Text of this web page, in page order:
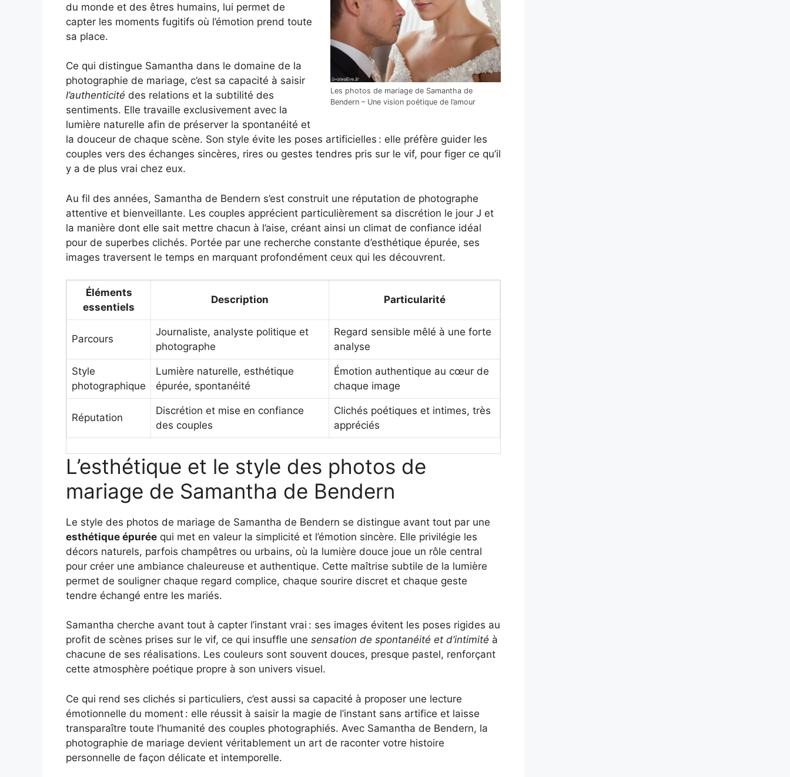
Les photos de mariage de Samantha de
Bendern – Une vision poétique de l’amour
du monde et des êtres humains, lui permet de
capter les moments fugitifs où l’émotion prend toute
sa place.
Ce qui distingue Samantha dans le domaine de la
photographie de mariage, c’est sa capacité à saisir
l’authenticité des relations et la subtilité des
sentiments. Elle travaille exclusivement avec la
lumière naturelle afin de préserver la spontanéité et
la douceur de chaque scène. Son style évite les poses artificielles : elle préfère guider les
couples vers des échanges sincères, rires ou gestes tendres pris sur le vif, pour figer ce qu’il
y a de plus vrai chez eux.
Au fil des années, Samantha de Bendern s’est construit une réputation de photographe
attentive et bienveillante. Les couples apprécient particulièrement sa discrétion le jour J et
la manière dont elle sait mettre chacun à l’aise, créant ainsi un climat de confiance idéal
pour de superbes clichés. Portée par une recherche constante d’esthétique épurée, ses
images traversent le temps en marquant profondément ceux qui les découvrent.
Éléments
essentiels
Description Particularité
Parcours
Journaliste, analyste politique et
photographe
Regard sensible mêlé à une forte
analyse
Style
photographique
Lumière naturelle, esthétique
épurée, spontanéité
Émotion authentique au cœur de
chaque image
Réputation
Discrétion et mise en confiance
des couples
Clichés poétiques et intimes, très
appréciés
L’esthétique et le style des photos de
mariage de Samantha de Bendern
Le style des photos de mariage de Samantha de Bendern se distingue avant tout par une
esthétique épurée qui met en valeur la simplicité et l’émotion sincère. Elle privilégie les
décors naturels, parfois champêtres ou urbains, où la lumière douce joue un rôle central
pour créer une ambiance chaleureuse et authentique. Cette maîtrise subtile de la lumière
permet de souligner chaque regard complice, chaque sourire discret et chaque geste
tendre échangé entre les mariés.
Samantha cherche avant tout à capter l’instant vrai : ses images évitent les poses rigides au
profit de scènes prises sur le vif, ce qui insuffle une sensation de spontanéité et d’intimité à
chacune de ses réalisations. Les couleurs sont souvent douces, presque pastel, renforçant
cette atmosphère poétique propre à son univers visuel.
Ce qui rend ses clichés si particuliers, c’est aussi sa capacité à proposer une lecture
émotionnelle du moment : elle réussit à saisir la magie de l’instant sans artifice et laisse
transparaître toute l’humanité des couples photographiés. Avec Samantha de Bendern, la
photographie de mariage devient véritablement un art de raconter v​otre histoire
personnelle de façon délicate et intemporelle.